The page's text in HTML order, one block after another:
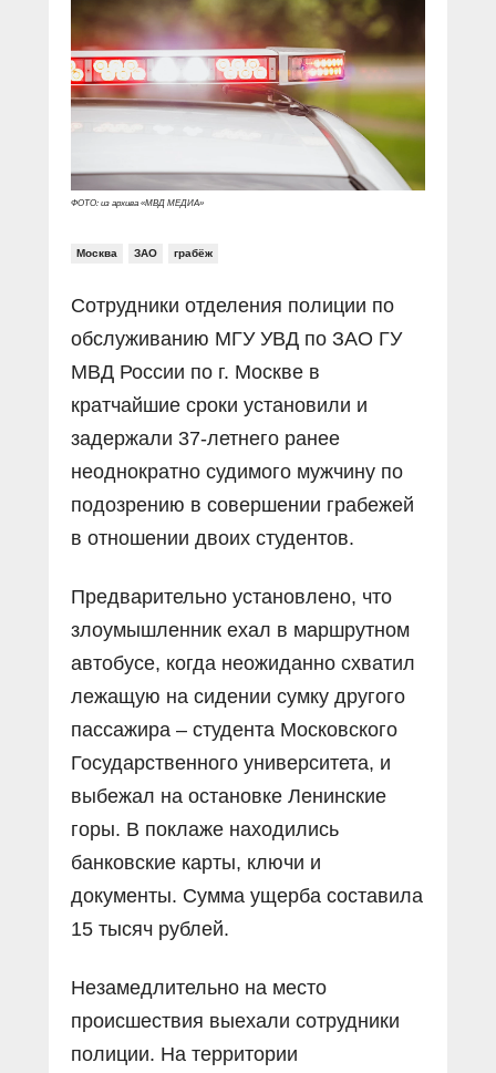
Социальные ролики
Документальные фильмы
Прямой разговор
В знании сила
Специальный репортаж
КиберПОСТОВОЙ
Газета «Щит и меч»
Журнал «Полиция России»
О ПОРТАЛЕ
Контакты
Вакансии
ФОТО: из архива «МВД МЕДИА»
Москва ЗАО грабёж
Сотрудники отделения полиции по
обслуживанию МГУ УВД по ЗАО ГУ
МВД России по г. Москве в
кратчайшие сроки установили и
задержали 37-летнего ранее
неоднократно судимого мужчину по
подозрению в совершении грабежей
в отношении двоих студентов.
Предварительно установлено, что
злоумышленник ехал в маршрутном
автобусе, когда неожиданно схватил
лежащую на сидении сумку другого
пассажира – студента Московского
Государственного университета, и
выбежал на остановке Ленинские
горы. В поклаже находились
банковские карты, ключи и
документы. Сумма ущерба составила
15 тысяч рублей.
Незамедлительно на место
происшествия выехали сотрудники
полиции. На территории